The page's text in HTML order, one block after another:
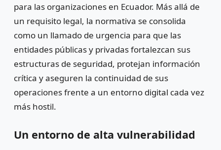
para las organizaciones en Ecuador. Más allá de
un requisito legal, la normativa se consolida
como un llamado de urgencia para que las
entidades públicas y privadas fortalezcan sus
estructuras de seguridad, protejan información
crítica y aseguren la continuidad de sus
operaciones frente a un entorno digital cada vez
más hostil.
Un entorno de alta vulnerabilidad